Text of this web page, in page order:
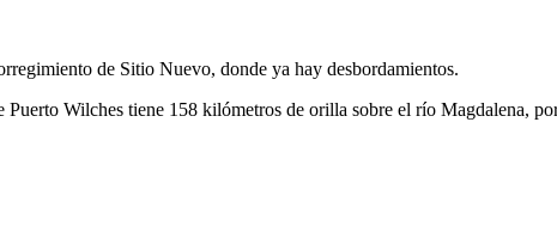
de Sitio Nuevo, donde ya hay desbordamientos.
Wilches tiene 158 kilómetros de orilla sobre el río Magdalena,